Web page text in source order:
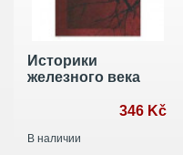
Историки
железного века
346 Kč
В наличии